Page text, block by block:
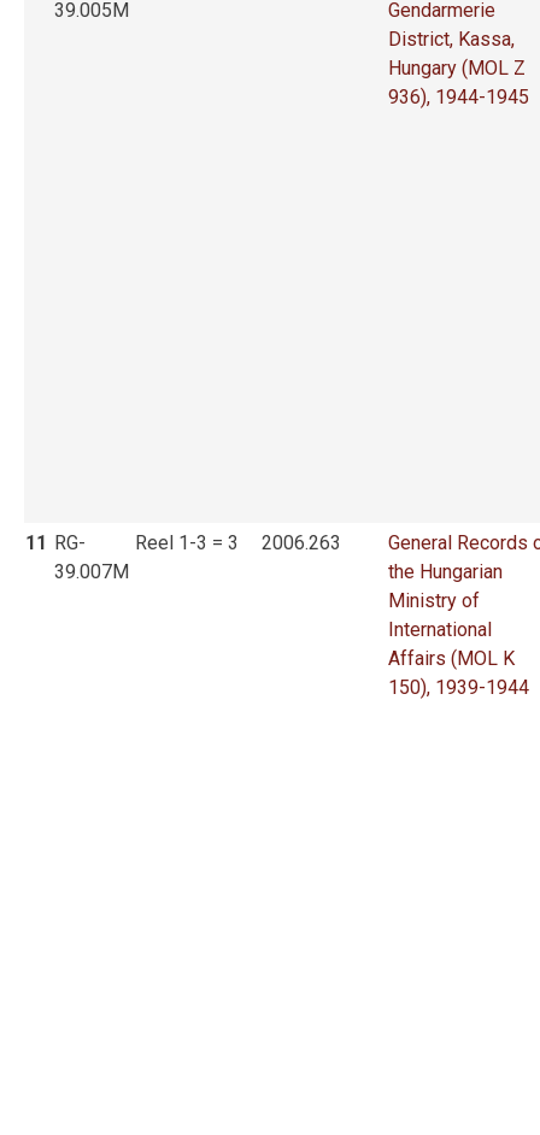
39.005M
Gendarmerie
District, Kassa,
Hungary (MOL Z
936), 1944-1945
11 RG-
39.007M
Reel 1-3 = 3 2006.263
General Records
the Hungarian
Ministry of
International
Affairs (MOL K
150), 1939-1944